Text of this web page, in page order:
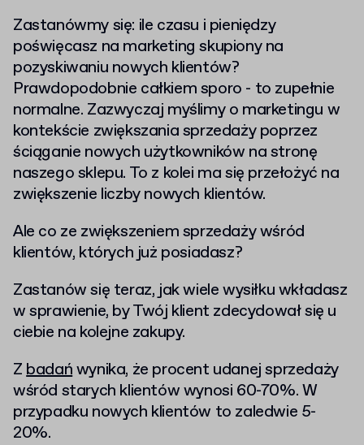
Zastanówmy się: ile czasu i pieniędzy
poświęcasz na marketing skupiony na
pozyskiwaniu nowych klientów?
Prawdopodobnie całkiem sporo - to zupełnie
normalne. Zazwyczaj myślimy o marketingu w
kontekście zwiększania sprzedaży poprzez
ściąganie nowych użytkowników na stronę
naszego sklepu. To z kolei ma się przełożyć na
zwiększenie liczby nowych klientów.
Ale co ze zwiększeniem sprzedaży wśród
klientów, których już posiadasz?
Zastanów się teraz, jak wiele wysiłku wkładasz
w sprawienie, by Twój klient zdecydował się u
ciebie na kolejne zakupy.
Zbadańwynika, że procent udanej sprzedaży
wśród starych klientów wynosi 60-70%. W
przypadku nowych klientów to zaledwie 5-
20%.